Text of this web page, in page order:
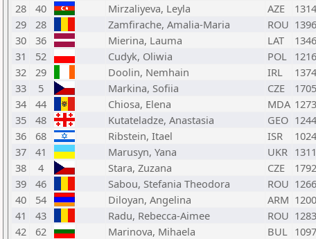
28
40 Mirzaliyeva, Leyla AZE 1314
29
28 Zamfirache, Amalia-Maria ROU 1396
30
36 Mierina, Lauma LAT 1346
31
52 Cudyk, Oliwia POL 1216
32
29 Doolin, Nemhain IRL 1374
33
5 Markina, Sofiia CZE 1705
34
44 Chiosa, Elena MDA 1273
35
48 Kutateladze, Anastasia GEO 1244
36
68 Ribstein, Itael ISR 1024
37
41 Marusyn, Yana UKR 1311
38
4 Stara, Zuzana CZE 1792
39
46 Sabou, Stefania Theodora ROU 1266
40
54 Diloyan, Angelina ARM 1200
41
43 Radu, Rebecca-Aimee ROU 1283
42
62 Marinova, Mihaela BUL 1097